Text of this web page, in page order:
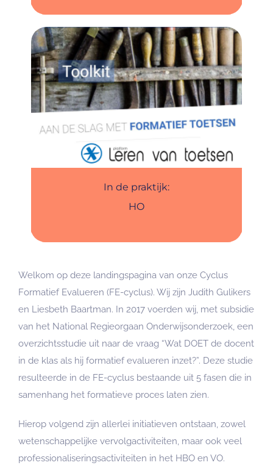
In de praktijk:
HO
Welkom op deze landingspagina van onze Cyclus
Formatief Evalueren (FE-cyclus). Wij zijn Judith Gulikers
en Liesbeth Baartman. In 2017 voerden wij, met subsidie
van het National Regieorgaan Onderwijsonderzoek, een
overzichtsstudie uit naar de vraag “Wat DOET de docent
in de klas als hij formatief evalueren inzet?”. Deze studie
resulteerde in de FE-cyclus bestaande uit 5 fasen die in
samenhang het formatieve proces laten zien.
Hierop volgend zijn allerlei initiatieven ontstaan, zowel
wetenschappelijke vervolgactiviteiten, maar ook veel
professionaliseringsactiviteiten in het HBO en VO.